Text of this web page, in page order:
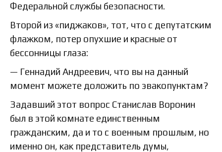
Федеральной службы безопасности.
Второй из «пиджаков», тот, что с депутатским
флажком, потер опухшие и красные от
бессонницы глаза:
— Геннадий Андреевич, что вы на данный
момент можете доложить по эвакопунктам?
Задавший этот вопрос Станислав Воронин
был в этой комнате единственным
гражданским, да и то с военным прошлым, но
именно он, как представитель думы,